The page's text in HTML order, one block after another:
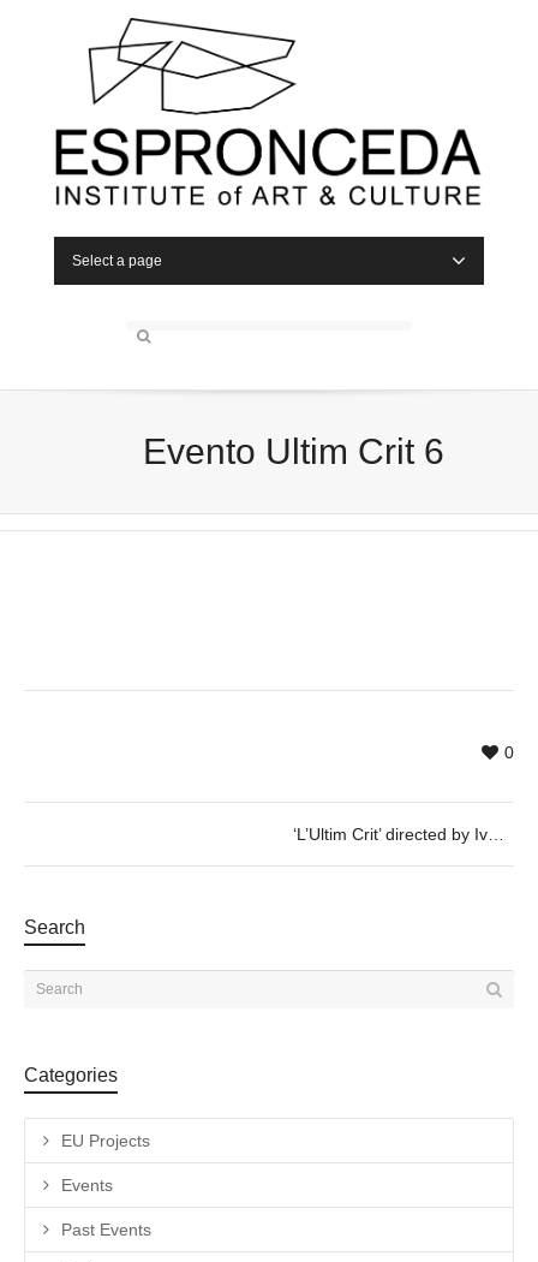
Select a page
Evento Ultim Crit 6
0
Search
Categories
EU Projects
Events
Past Events